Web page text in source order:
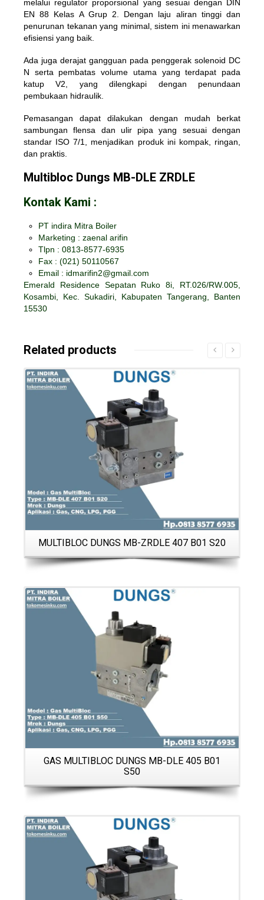
melalui regulator proporsional yang sesuai dengan DIN
EN 88 Kelas A Grup 2. Dengan laju aliran tinggi dan
penurunan tekanan yang minimal, sistem ini menawarkan
efisiensi yang baik.
Ada juga derajat gangguan pada penggerak solenoid DC
N serta pembatas volume utama yang terdapat pada
katup V2, yang dilengkapi dengan penundaan
pembukaan hidraulik.
Pemasangan dapat dilakukan dengan mudah berkat
sambungan flensa dan ulir pipa yang sesuai dengan
standar ISO 7/1, menjadikan produk ini kompak, ringan,
dan praktis.
Multibloc Dungs MB-DLE ZRDLE
Kontak Kami :
PT indira Mitra Boiler
Marketing : zaenal arifin
Tlpn : 0813-8577-6935
Fax : (021) 50110567
Email : idmarifin2@gmail.com
Emerald Residence Sepatan Ruko 8i, RT.026/RW.005,
Kosambi, Kec. Sukadiri, Kabupaten Tangerang, Banten
15530
Related products
Details
MULTIBLOC DUNGS MB-ZRDLE 407 B01 S20
Details
GAS MULTIBLOC DUNGS MB-DLE 405 B01
S50
Details